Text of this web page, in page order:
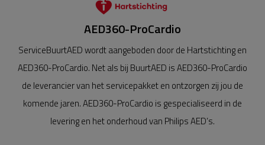
AED360-ProCardio
ServiceBuurtAED wordt aangeboden door de Hartstichting en
AED360-ProCardio. Net als bij BuurtAED is AED360-ProCardio
de leverancier van het servicepakket en ontzorgen zij jou de
komende jaren. AED360-ProCardio is gespecialiseerd in de
levering en het onderhoud van Philips AED’s.